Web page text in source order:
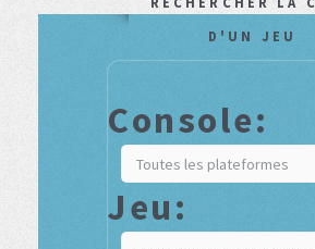
D'UN JEU
Console:
Jeu: